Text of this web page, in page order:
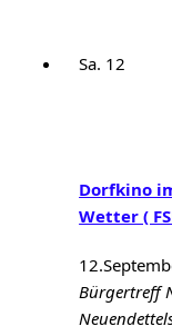
Sa. 12
Dorfkino
Wetter (
Bürgertreff